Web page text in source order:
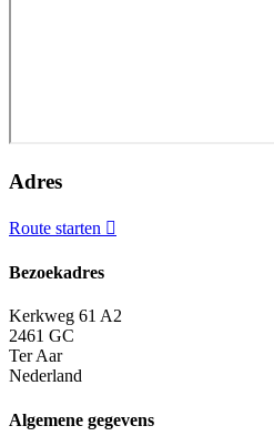
Adres
Route starten
Bezoekadres
Kerkweg 61 A2
2461 GC
Ter Aar
Nederland
Algemene gegevens